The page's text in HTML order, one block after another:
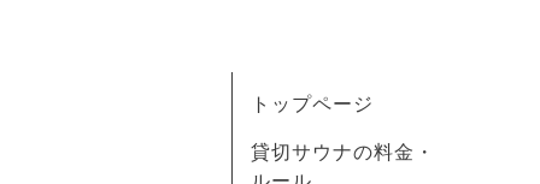
トップページ
貸切サウナの料金・